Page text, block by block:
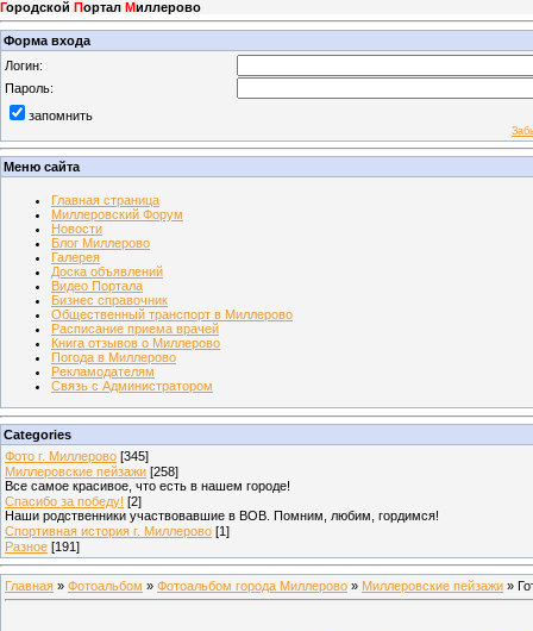
Городской Портал Миллерово
Форма входа
Логин:
Пароль:
запомнить
Меню сайта
Главная страница
Миллеровский Форум
Новости
Блог Миллерово
Галерея
Доска объявлений
Видео Портала
Бизнес справочник
Общественный транспорт в Миллерово
Расписание приема врачей
Книга отзывов о Миллерово
Погода в Миллерово
Рекламодателям
Связь с Администратором
Categories
Фото г. Миллерово [345]
Миллеровские пейзажи [258]
Все самое красивое, что есть в нашем городе!
Спасибо за победу! [2]
Наши родственники участвовавшие в ВОВ. Помним, любим, гордимся!
Спортивная история г. Миллерово [1]
Разное [191]
Главная » Фотоальбом » Фотоальбом города Миллерово » Миллеровские пейзажи »